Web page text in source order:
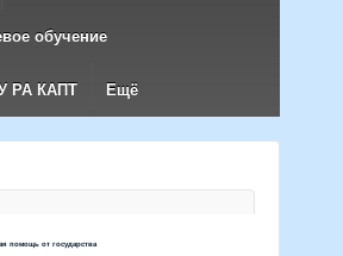
обучение
РА КАПТ Ещё
помощь от государства